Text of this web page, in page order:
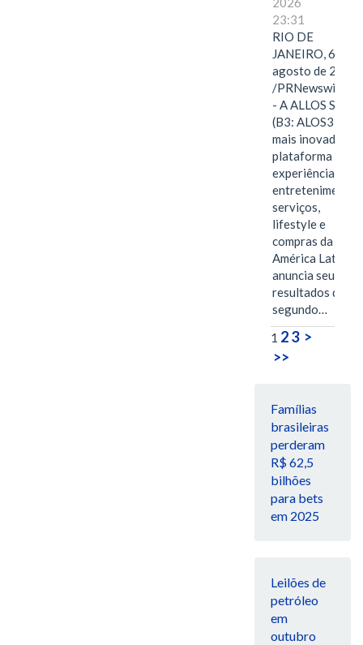
23:31
RIO DE
JANEIRO, 6 de
agosto de 2026
/PRNewswire/ -
- A ALLOS S.A.
(B3: ALOS3), a
mais inovadora
plataforma de
experiências,
entretenimento,
serviços,
lifestyle e
compras da
América Latina
anuncia seus
resultados do
segundo…
1 23 >
>>
Famílias
brasileiras
perderam
R$ 62,5
bilhões
para bets
em 2025
Leilões de
petróleo
em
outubro